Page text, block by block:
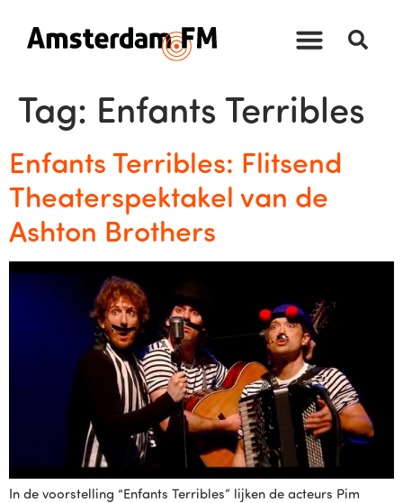
Tag: Enfants Terribles
Enfants Terribles: Flitsend
Theaterspektakel van de
Ashton Brothers
In de voorstelling “Enfants Terribles” lijken de acteurs Pim